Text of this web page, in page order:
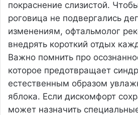
покраснение слизистой.
роговица не подвергались
изменениям, офтальмолог
внедрять короткий отдых
Важно помнить про
которое предотвращает
естественным образом
яблока. Если дискомфорт
может назначить